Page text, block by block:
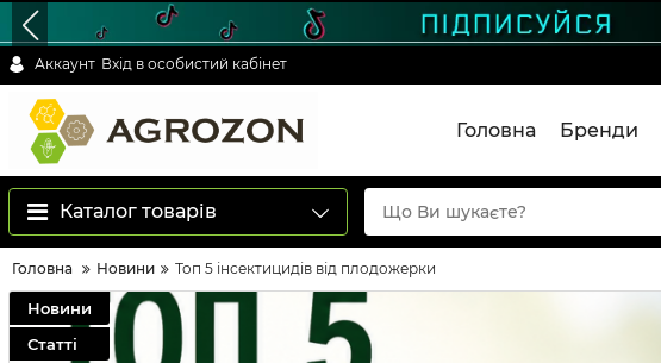
Аккаунт Вхід в особистий кабінет
Головна Бренди
Каталог товарів
Головна Новини Топ 5 інсектицидів від плодожерки
Новини
Статті